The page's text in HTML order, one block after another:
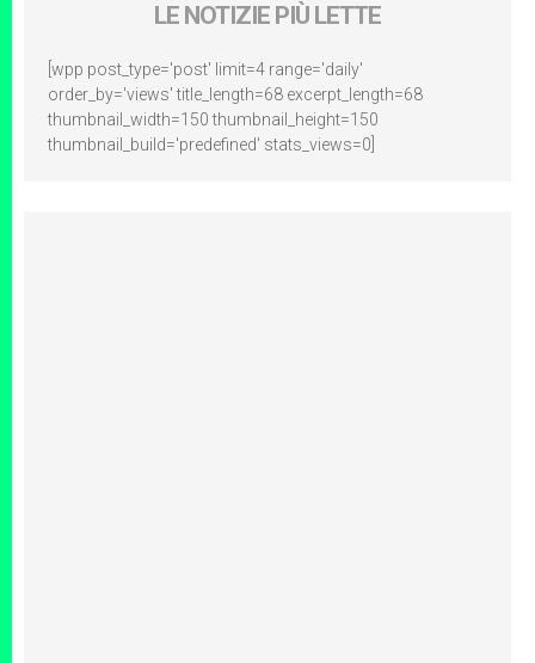
LE NOTIZIE PIÙ LETTE
[wpp post_type='post' limit=4 range='daily'
order_by='views' title_length=68 excerpt_length=68
thumbnail_width=150 thumbnail_height=150
thumbnail_build='predefined' stats_views=0]